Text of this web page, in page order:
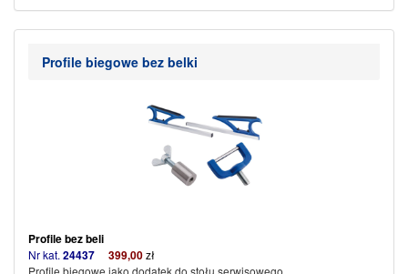
Profile biegowe bez belki
Profile bez beli
Nr kat. 24437 399,00zł
Profile biegowe jako dodatek do stołu serwisowego.